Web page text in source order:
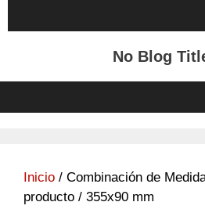
al
No Blog
Inicio / Combinación de
producto / 355x90 mm